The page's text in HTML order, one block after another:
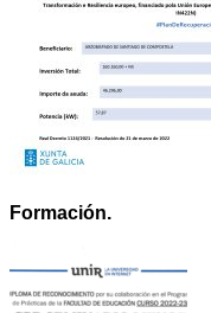
Formación.